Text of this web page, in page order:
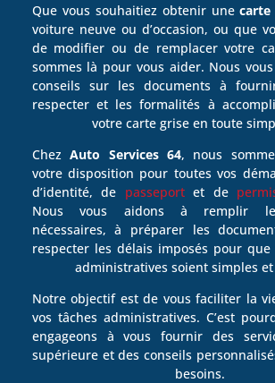
Que vous souhaitiez obtenir unecarte
voiture neuve ou d’occasion, ou que
de modifier ou de remplacer votre
sommes là pour vous aider. Nous
conseils sur les documents à
respecter et les formalités à
votre carte grise en toute
ChezAuto Services 64, nous
votre disposition pour toutes vos
d’identité, de passeportet de
Nous vous aidons à remplir
nécessaires, à préparer les
respecter les délais imposés pour que
administratives soient simples
Notre objectif est de vous faciliter la
vos tâches administratives. C’est
engageons à vous fournir des
supérieure et des conseils
besoins.